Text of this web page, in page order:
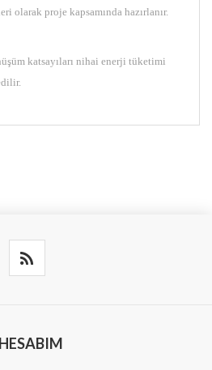
olarak proje kapsamında hazırlanır.
katsayıları nihai enerji tüketimi
HESABIM